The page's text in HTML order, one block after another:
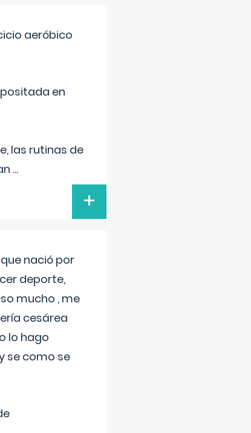
aeróbico
en
las rutinas de
...
+
nació por
deporte,
mucho , me
cesárea
lo hago
se como se